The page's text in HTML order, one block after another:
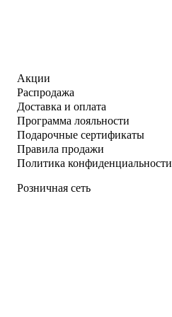
Акции
Распродажа
Доставка и оплата
Программа лояльности
Подарочные сертификаты
Правила продажи
Политика конфиденциальности
Розничная сеть